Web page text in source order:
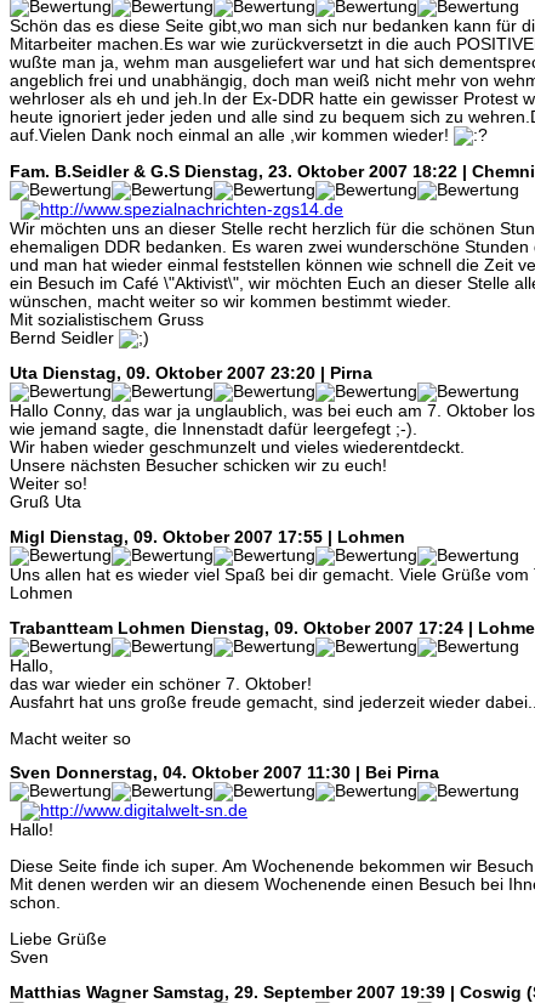
Schön das es diese Seite gibt,wo man sich nur bedanken kann für
Mitarbeiter machen.Es war wie zurückversetzt in die auch
wußte man ja, wehm man ausgeliefert war und hat sich
angeblich frei und unabhängig, doch man weiß nicht mehr von
wehrloser als eh und jeh.In der Ex-DDR hatte ein gewisser Protest
heute ignoriert jeder jeden und alle sind zu bequem sich zu
auf.Vielen Dank noch einmal an alle ,wir kommen wieder!
Fam. B.Seidler & G.S Dienstag, 23. Oktober 2007 18:22 |
Wir möchten uns an dieser Stelle recht herzlich für die schönen
ehemaligen DDR bedanken. Es waren zwei wunderschöne
und man hat wieder einmal feststellen können wie schnell die Zeit
ein Besuch im Café \"Aktivist\", wir möchten Euch an dieser Stelle
wünschen, macht weiter so wir kommen bestimmt wieder.
Mit sozialistischem Gruss
Bernd Seidler
Uta Dienstag, 09. Oktober 2007 23:20 | Pirna
Hallo Conny, das war ja unglaublich, was bei euch am 7. Oktober
wie jemand sagte, die Innenstadt dafür leergefegt ;-).
Wir haben wieder geschmunzelt und vieles wiederentdeckt.
Unsere nächsten Besucher schicken wir zu euch!
Weiter so!
Gruß Uta
Migl
Dienstag, 09. Oktober 2007 17:55 | Lohmen
Uns allen hat es wieder viel Spaß bei dir gemacht. Viele Grüße
Lohmen
Trabantteam Lohmen Dienstag, 09. Oktober 2007 17:24 |
Hallo,
das war wieder ein schöner 7. Oktober!
Ausfahrt hat uns große freude gemacht, sind jederzeit wieder dabei...
Macht weiter so
Sven Donnerstag, 04. Oktober 2007 11:30 | Bei Pirna
Hallo!
Diese Seite finde ich super. Am Wochenende bekommen wir
Mit denen werden wir an diesem Wochenende einen Besuch bei
schon.
Liebe Grüße
Sven
Matthias Wagner Samstag, 29. September 2007 19:39 | Coswig